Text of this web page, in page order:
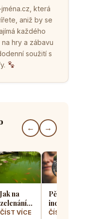
která
aniž by se
každého
hry a zábavu
soužití s
← →
Jak na
zelenání
vody v
ČÍST VÍCE
Pět
aktivit,
ČÍST VÍCE